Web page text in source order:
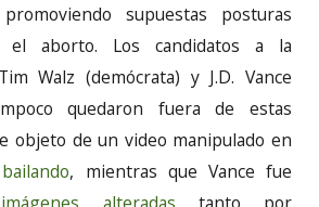
supuestas posturas
el aborto. Los candidatos a la
Walz (demócrata) y J.D. Vance
quedaron fuera de estas
objeto de un video manipulado en
bailando, mientras que Vance fue